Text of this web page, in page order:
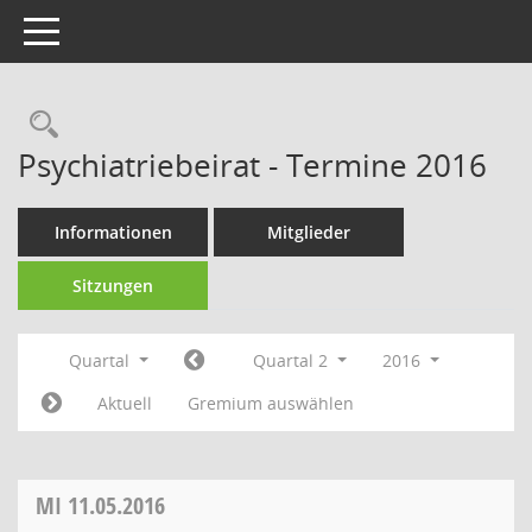
Toggle navigation
Rechercheauswahl
Psychiatriebeirat - Termine 2016
Informationen Mitglieder
Sitzungen
Quartal Quartal 2
2016
Aktuell
Gremium auswählen
MI 11.05.2016